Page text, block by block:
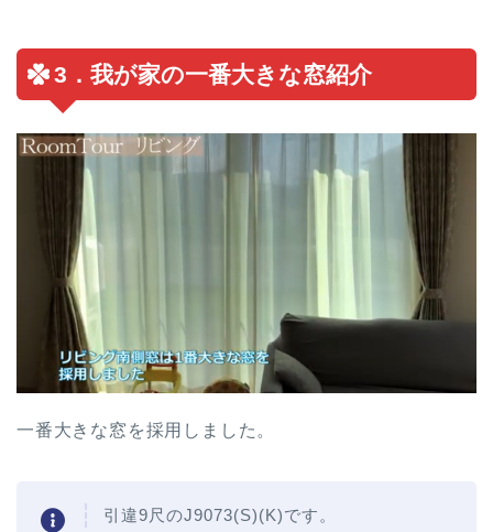
3．我が家の一番大きな窓紹介
一番大きな窓を採用しました。
引違9尺のJ9073(S)(K)です。